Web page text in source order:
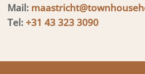
Mail:
Tel: +31 43 323 3090